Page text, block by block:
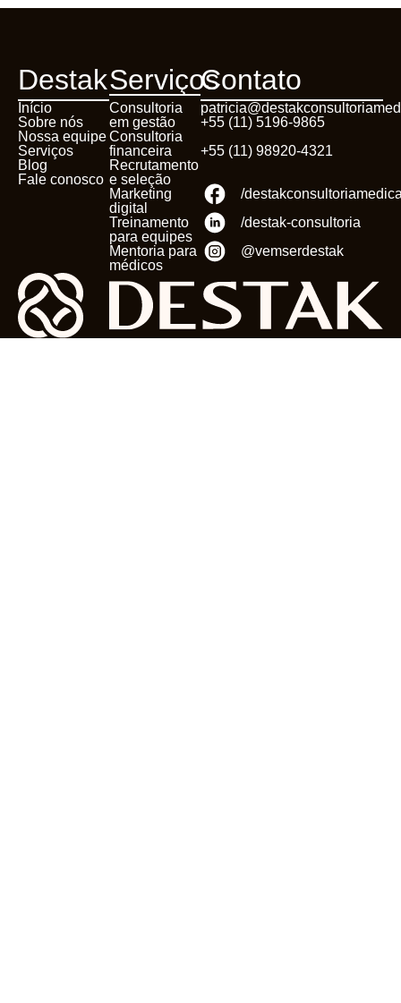
Destak
Início
Sobre nós
Nossa equipe
Serviços
Blog
Fale conosco
Serviços
Consultoria
em gestão
Consultoria
financeira
Recrutamento
e seleção
Marketing
digital
Treinamento
para equipes
Mentoria para
médicos
Contato
+55 (11) 5196-9865
+55 (11) 98920-4321
/
/destak-consultoria
@vemserdestak